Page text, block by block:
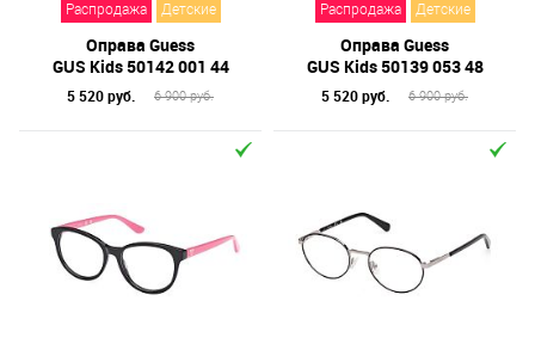
Распродажа Детские
Оправа Guess
GUS Kids 50142 001 44
5 520 руб. 6 900 руб.
Распродажа Детские
Оправа Guess
GUS Kids 50139 053 48
5 520 руб. 6 900 руб.